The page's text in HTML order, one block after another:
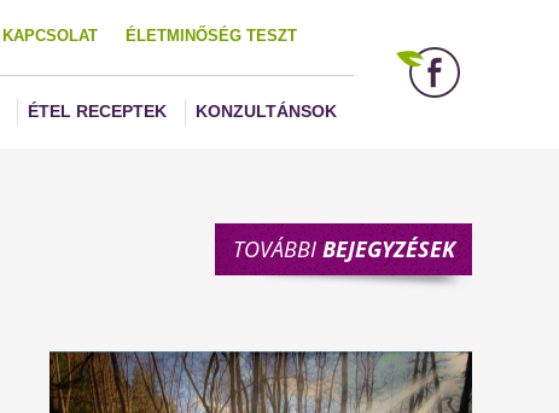
KAPCSOLAT ÉLETMINŐSÉG TESZT
ÉTEL RECEPTEK KONZULTÁNSOK
TOVÁBBIBEJEGYZÉSEK